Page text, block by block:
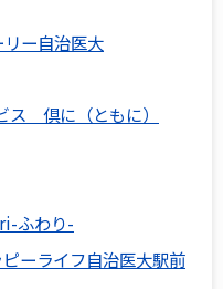
ー自治医大
ス 倶に（ともに）
ふわり-
ーライフ自治医大駅前